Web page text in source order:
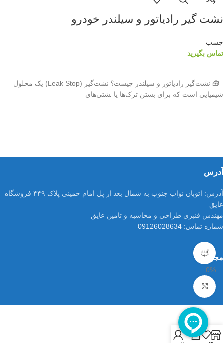
مشاهده 360 درجه
0%
برای بزرگنمایی کلیک کنید
نشت گیر رادیاتور و سیلندر خودرو
چسب
تماس بگیرید
🧰 نشت‌گیر رادیاتور و سیلندر چیست؟ نشت‌گیر (Leak Stop) یک محلول
شیمیایی است که برای بستن ترک‌ها یا نشتی‌های
آدرس
آدرس:
اتوبان نواب جنوب به شمال بعد از پل امام خمینی پلاک ۴۴۹ فروشگاه
عایق
مهندس قنبری طراحی و محاسبه و تامین عایق
شماره تماس: 09126028634
مجوزات